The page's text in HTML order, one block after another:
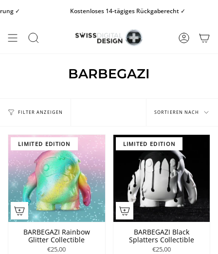
Inhalt
✓ Kostenloses 14-tägiges Rückgaberecht ✓
SUCHE KONTO
BARBEGAZI
FILTER ANZEIGEN
nach
SORTIEREN NACH
LIMITED EDITION
BARBEGAZI Rainbow
Glitter Collectible
€25,00
LIMITED EDITION
BARBEGAZI Black
Splatters Collectible
€25,00